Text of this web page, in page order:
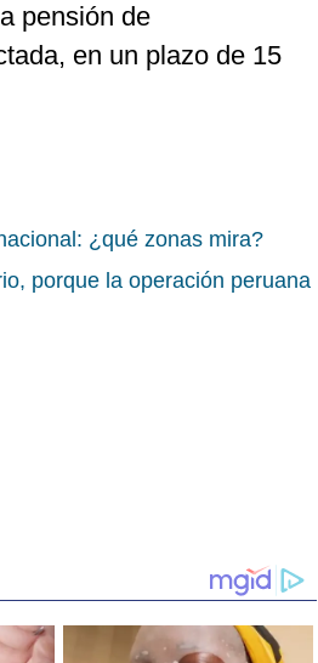
pensión de
en un plazo de 15
¿qué zonas mira?
porque la operación peruana